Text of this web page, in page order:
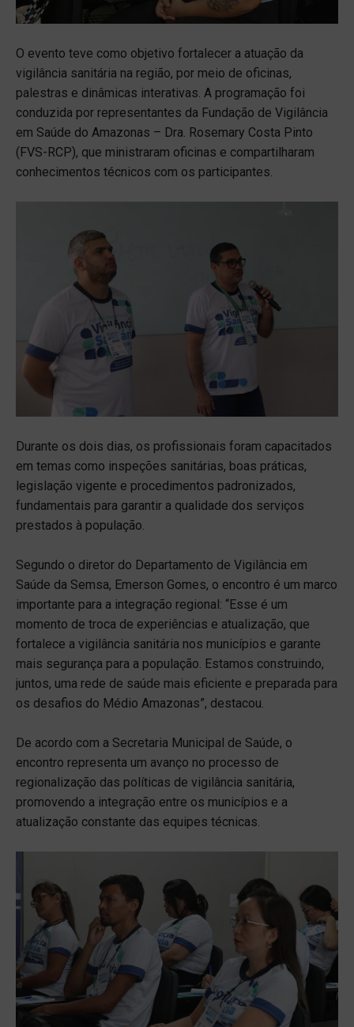
O evento teve como objetivo fortalecer a atuação da
vigilância sanitária na região, por meio de oficinas,
palestras e dinâmicas interativas. A programação foi
conduzida por representantes da Fundação de Vigilância
em Saúde do Amazonas – Dra. Rosemary Costa Pinto
(FVS-RCP), que ministraram oficinas e compartilharam
conhecimentos técnicos com os participantes.
Durante os dois dias, os profissionais foram capacitados
em temas como inspeções sanitárias, boas práticas,
legislação vigente e procedimentos padronizados,
fundamentais para garantir a qualidade dos serviços
prestados à população.
Segundo o diretor do Departamento de Vigilância em
Saúde da Semsa, Emerson Gomes, o encontro é um marco
importante para a integração regional: “Esse é um
momento de troca de experiências e atualização, que
fortalece a vigilância sanitária nos municípios e garante
mais segurança para a população. Estamos construindo,
juntos, uma rede de saúde mais eficiente e preparada para
os desafios do Médio Amazonas”, destacou.
De acordo com a Secretaria Municipal de Saúde, o
encontro representa um avanço no processo de
regionalização das políticas de vigilância sanitária,
promovendo a integração entre os municípios e a
atualização constante das equipes técnicas.